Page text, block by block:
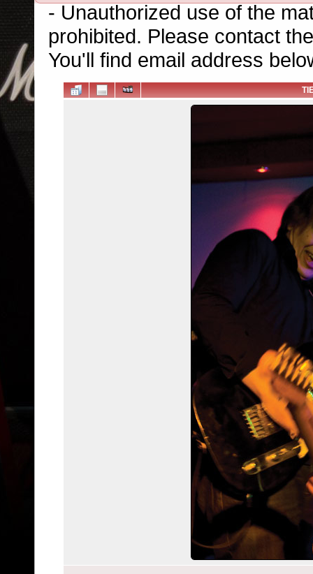
- Unauthorized use of the
prohibited. Please contact
You'll find email address